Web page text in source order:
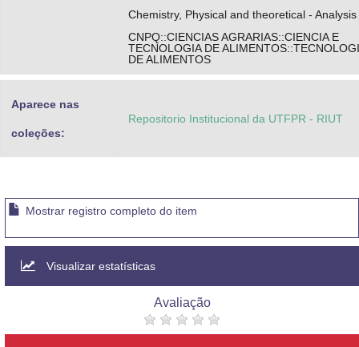
Chemistry, Physical and theoretical - Analysis
CNPQ::CIENCIAS AGRARIAS::CIENCIA E
TECNOLOGIA DE
DE ALIMENTOS
Aparece nas
coleções:
Repositorio Institucional da UTFPR - RIUT
Mostrar registro completo do item
Visualizar estatísticas
Avaliação